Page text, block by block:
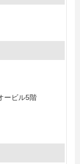
ービル5階